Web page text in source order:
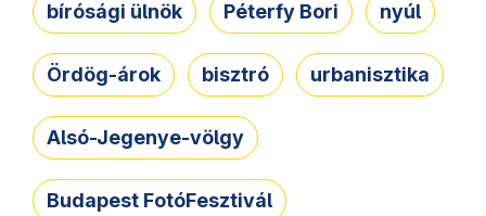
bírósági ülnök Péterfy Bori nyúl
Ördög-árok bisztró urbanisztika
Alsó-Jegenye-völgy
Budapest FotóFesztivál